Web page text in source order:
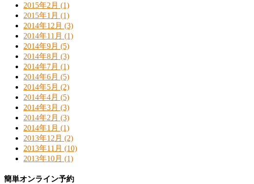
2015年2月 (1)
2015年1月 (1)
2014年12月 (3)
2014年11月 (1)
2014年9月 (5)
2014年8月 (3)
2014年7月 (1)
2014年6月 (5)
2014年5月 (2)
2014年4月 (5)
2014年3月 (3)
2014年2月 (3)
2014年1月 (1)
2013年12月 (2)
2013年11月 (10)
2013年10月 (1)
簡単オンライン予約